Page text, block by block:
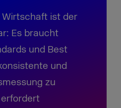
Wirtschaft ist der
Es braucht
und Best
und
zu